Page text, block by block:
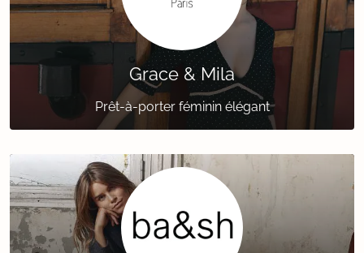
Grace & Mila
Prêt-à-porter féminin élégant